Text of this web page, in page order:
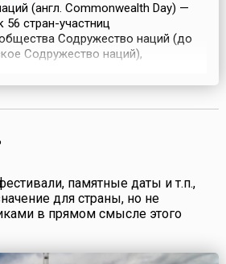
(англ. Commonwealth Day) —
стран-участниц
Содружество наций (до
Содружество наций),
признающих британского монарха
памятные даты и т.п.,
для страны, но не
в прямом смысле этого